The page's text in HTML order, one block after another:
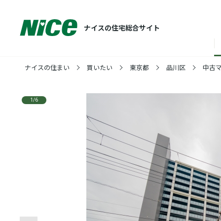
ナイスの住宅総合サイト
ナイスの住まい 買いたい 東京都 品川区 中古
1 /6